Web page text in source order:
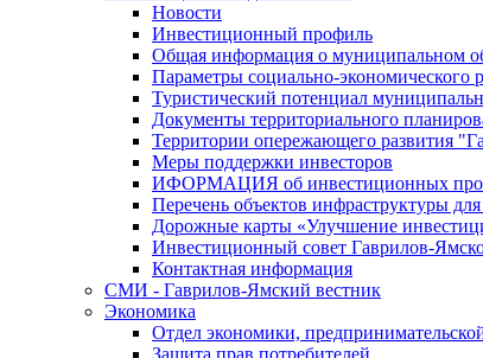
Новости
Инвестиционный профиль
Общая информация о муниципальном
Параметры социально-экономического
Туристический потенциал
Документы территориального
Территории опережающего развития
Меры поддержки инвесторов
ИФОРМАЦИЯ об инвестиционных
Перечень объектов инфраструктуры
Дорожные карты «Улучшение
Инвестиционный совет Гаврилов-
Контактная информация
СМИ - Гаврилов-Ямский вестник
Экономика
Отдел экономики,
Защита прав потребителей